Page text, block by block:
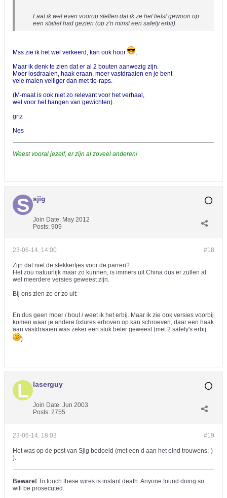
Laat ik wel even voorop stellen dat ik ze het liefst gewoon op
een statief had gezien (op z'n minst een safety erbij).
Mss zie ik het wel verkeerd, kan ook hoor
,
Maar ik denk te zien dat er al 2 bouten aanwezig zijn.
Moer losdraaien, haak eraan, moer vastdraaien en je bent
vele malen veiliger dan met tie-raps.
(M-maat is ook niet zo relevant voor het verhaal,
wel voor het hangen van gewichten).
grtz
Nes
Weest vooral jezelf, er zijn al zoveel anderen!
sjig
Join Date: May 2012
Posts: 909
#18
23-06-14, 14:00
Zijn dat niet de stekkertjes voor de parren?
Het zou natuurlijk maar zo kunnen, is immers uit China dus er zullen al
wel meerdere versies geweest zijn.
Bij ons zien ze er zo uit:
En dus geen moer / bout / weet ik het erbij. Maar ik zie ook versies voorbij
komen waar je andere fixtures erboven op kan schroeven, daar een haak
aan vastdraaien was zeker een stuk beter geweest (met 2 safety's erbij
)
laserguy
Join Date: Jun 2003
Posts: 2755
#19
23-06-14, 18:03
Het was op de post van Sjig bedoeld (met een d aan het eind trouwens;-)
).
Beware! To touch these wires is instant death. Anyone found doing so
will be prosecuted.